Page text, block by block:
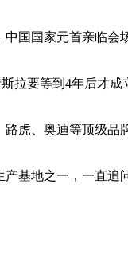
国国家元首亲临
拉要等到4年后才
虎、奥迪等顶级
基地之一，一直